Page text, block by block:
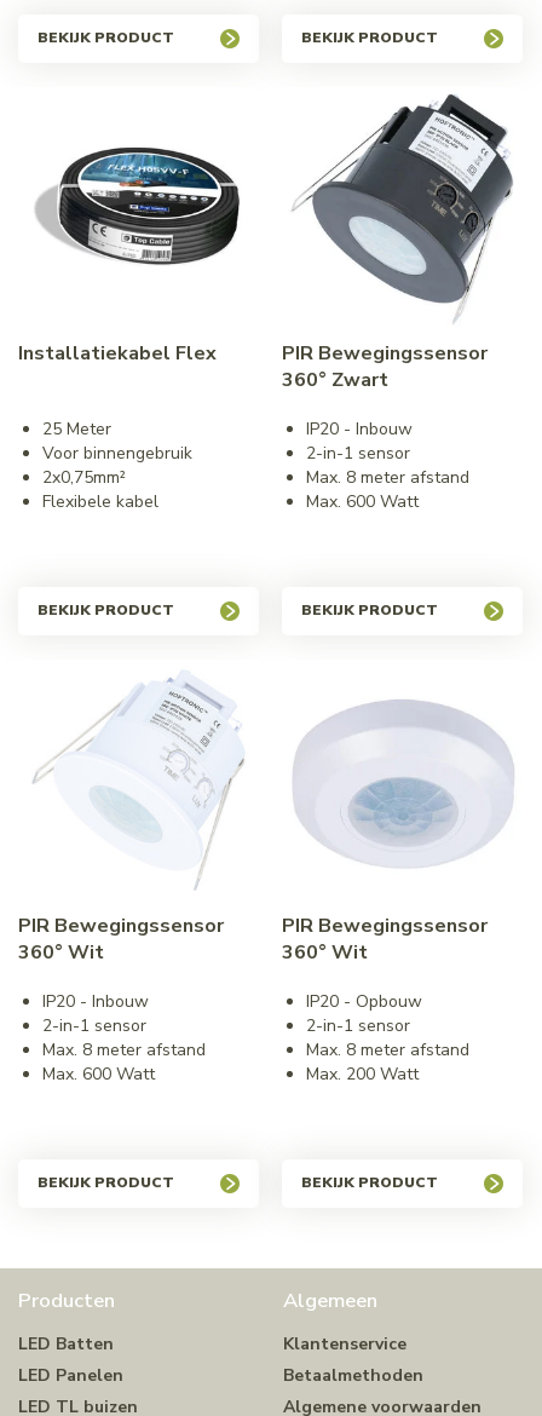
BEKIJK PRODUCT BEKIJK PRODUCT
Installatiekabel Flex
25 Meter
Voor binnengebruik
2x0,75mm²
Flexibele kabel
BEKIJK PRODUCT
PIR Bewegingssensor
360° Zwart
IP20 - Inbouw
2-in-1 sensor
Max. 8 meter afstand
Max. 600 Watt
BEKIJK PRODUCT
PIR Bewegingssensor
360° Wit
IP20 - Inbouw
2-in-1 sensor
Max. 8 meter afstand
Max. 600 Watt
BEKIJK PRODUCT
PIR Bewegingssensor
360° Wit
IP20 - Opbouw
2-in-1 sensor
Max. 8 meter afstand
Max. 200 Watt
BEKIJK PRODUCT
Producten
LED Batten
LED Panelen
LED TL buizen
Algemeen
Klantenservice
Betaalmethoden
Algemene voorwaarden